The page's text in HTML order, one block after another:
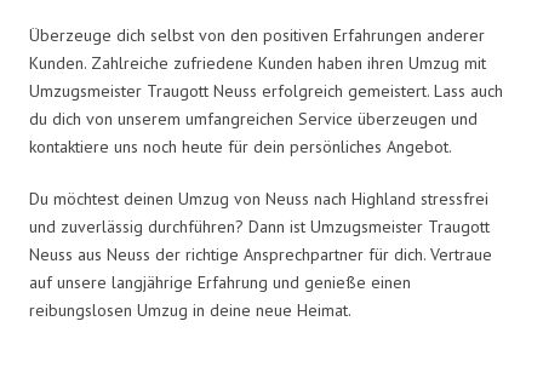
Überzeuge dich selbst von den positiven Erfahrungen anderer
Kunden. Zahlreiche zufriedene Kunden haben ihren Umzug mit
Umzugsmeister Traugott Neuss erfolgreich gemeistert. Lass auch
du dich von unserem umfangreichen Service überzeugen und
kontaktiere uns noch heute für dein persönliches Angebot.
Du möchtest deinen Umzug von Neuss nach Highland stressfrei
und zuverlässig durchführen? Dann ist Umzugsmeister Traugott
Neuss aus Neuss der richtige Ansprechpartner für dich. Vertraue
auf unsere langjährige Erfahrung und genieße einen
reibungslosen Umzug in deine neue Heimat.